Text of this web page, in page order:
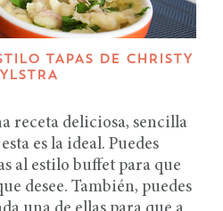
TAPAS DE CHRISTY
receta deliciosa, sencilla
es la ideal. Puedes
al estilo buffet para que
desee. También, puedes